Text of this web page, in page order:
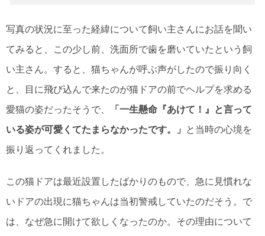
写真の状況に至った経緯について飼い主さんにお話を聞い
てみると、この少し前、洗面所で歯を磨いていたという飼
い主さん。すると、猫ちゃんが呼ぶ声がしたので振り向く
と、目に飛び込んで来たのが猫ドアの前でヘルプを求める
愛猫の姿だったそうで、
「一生懸命『あけて！』と言って
いる姿が可愛くてたまらなかったです。」
と当時の心境を
振り返ってくれました。
この猫ドアは最近設置したばかりのもので、急に見慣れな
いドアの出現に猫ちゃんは当初警戒していたのだそう。で
は、なぜ急に開けて欲しくなったのか。その理由について